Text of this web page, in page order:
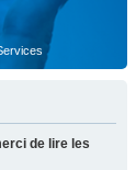
de lire les